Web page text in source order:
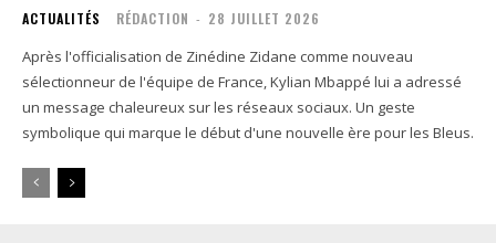
ACTUALITÉS RÉDACTION - 28 JUILLET 2026
Après l'officialisation de Zinédine Zidane comme nouveau
sélectionneur de l'équipe de France, Kylian Mbappé lui a adressé
un message chaleureux sur les réseaux sociaux. Un geste
symbolique qui marque le début d'une nouvelle ère pour les Bleus.